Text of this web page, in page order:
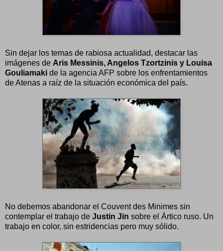
Sin dejar los temas de rabiosa actualidad, destacar las
imágenes de Aris Messinis, Angelos Tzortzinis y Louisa
Gouliamaki de la agencia AFP sobre los enfrentamientos
de Atenas a raíz de la situación económica del país.
No debemos abandonar el Couvent des Minimes sin
contemplar el trabajo de Justin Jin sobre el Ártico ruso. Un
trabajo en color, sin estridencias pero muy sólido.